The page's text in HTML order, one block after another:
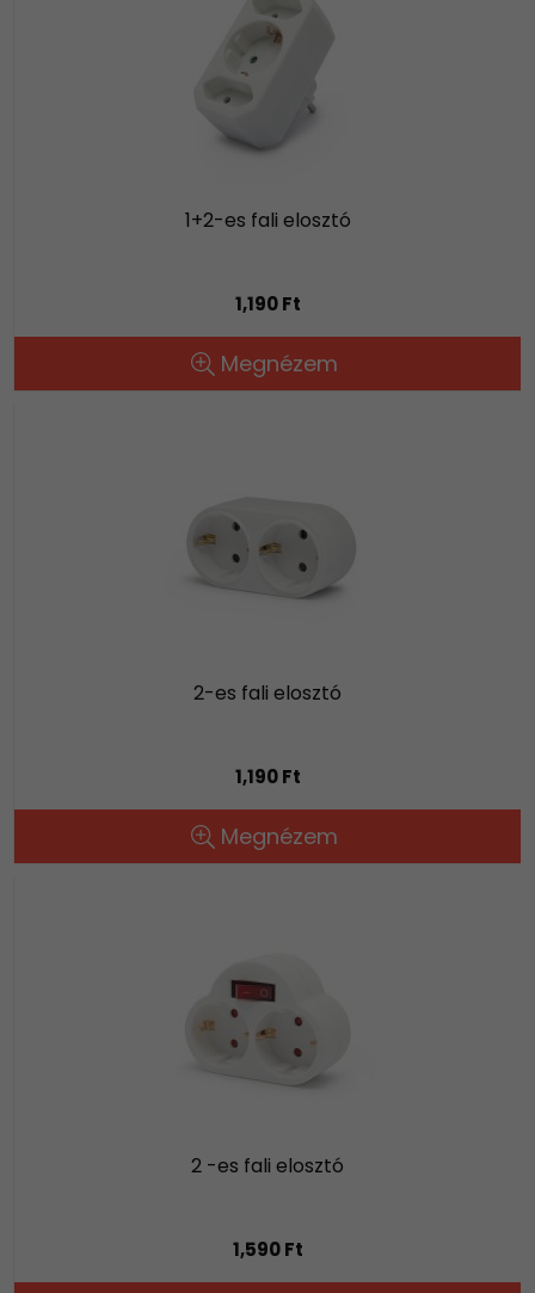
1+2-es fali elosztó
1,190 Ft
Megnézem
2-es fali elosztó
1,190 Ft
Megnézem
2 -es fali elosztó
1,590 Ft